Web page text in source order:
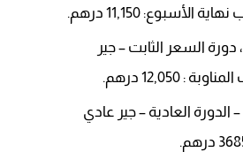
الأسبوع: 11,150 درهم.
دورة السعر الثابت – جير
: 12,050 درهم.
الدورة العادية – جير عادي